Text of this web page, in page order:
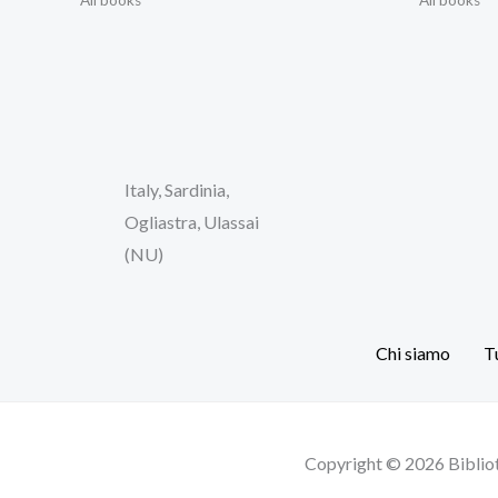
Italy, Sardinia,
Ogliastra, Ulassai
(NU)
Chi siamo
Copyright © 2026